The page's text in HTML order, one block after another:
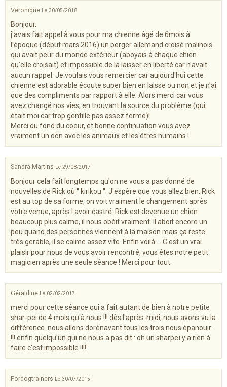
Véronique Le 30/05/2018
Bonjour,
j'avais fait appel à vous pour ma chienne âgé de 6mois à
l'époque (début mars 2016) un berger allemand croisé malinois
qui avait peur du monde extérieur (aboyais à chaque chien
qu'elle croisait) et impossible de la laisser en liberté car n'avait
aucun rappel. Je voulais vous remercier car aujourd'hui cette
chienne est adorable écoute super bien en laisse ou non et je n'ai
que des compliments par rapport à elle. Alors merci car vous
avez changé nos vies, en trouvant la source du problème (qui
était moi car trop gentille pas assez ferme)!
Merci du fond du coeur, et bonne continuation vous avez
vraiment un don avec les animaux et les êtres humains !
Sandra Martins Le 29/08/2017
Bonjour cela fait longtemps qu'on ne vous a pas donné de
nouvelles de Rick où '' kirikou ''. J'espère que vous allez bien. Rick
est au top de sa forme, on voit vraiment le changement après
votre venue, après l avoir castré. Rick est devenue un chien
beaucoup plus calme, il nous obéit vraiment. Il aboit encore un
peu quand des personnes viennent à la maison mais ça reste
très gerable, il se calme assez vite. Enfin voilà.... C'est un vrai
plaisir pour nous de vous avoir rencontré, vous êtes notre petit
magicien après une seule séance ! Merci pour tout.
Géraldine Le 02/02/2017
merci pour cette séance qui a fait autant de bien à notre petite
shar-pei de 4 mois qu'à nous !!! dès l'après-midi, nous avons vu la
différence. nous allons dorénavant tous les trois nous épanouir
!!! enfin quelqu'un qui ne nous a pas dit : oh un sharpeï y a rien à
faire c'est impossible !!!!
Fordogtrainers Le 30/07/2015